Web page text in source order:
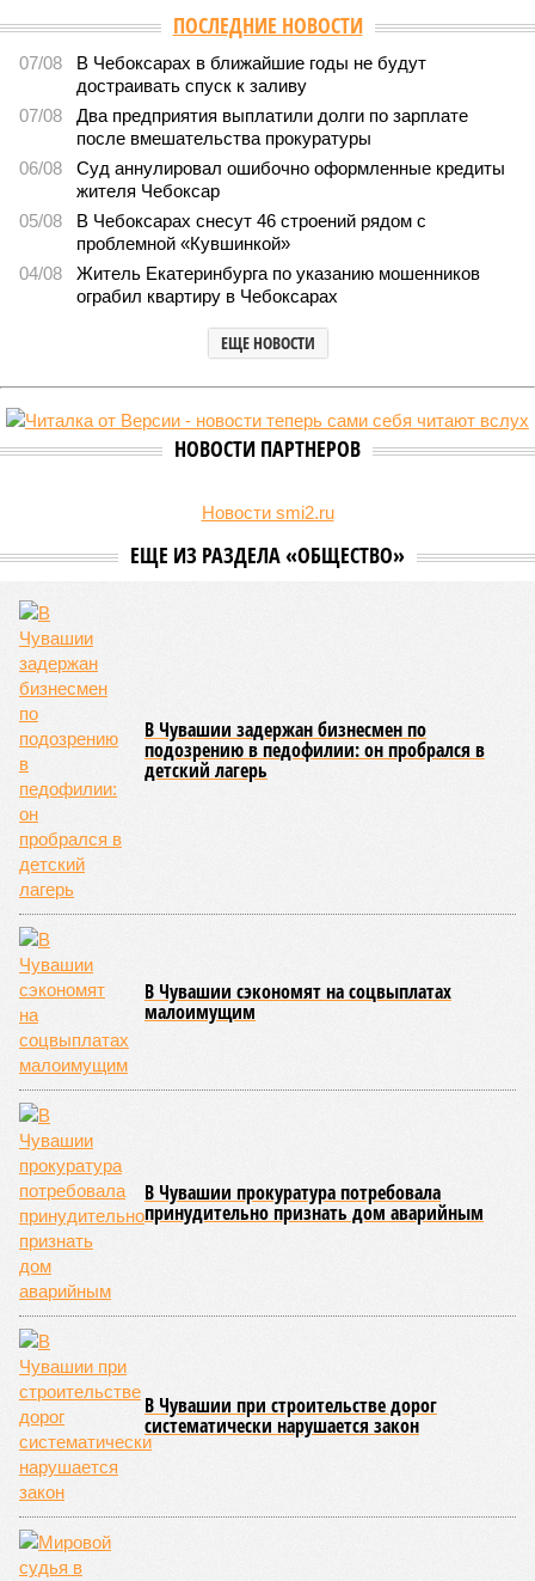
Версия //Власть //Роспотребнадзор после проверки отстранил от
работы 20 сотрудников детских лагерей
Роспотребнадзор после проверки отстранил от работы 20
сотрудников детских лагерей
Здоровый отдых
детских лагерей (фото: pixnio.com)
Руководитель Управления Роспотребнадзора по Чувашской
Республике Татьяна Гермонова принимала участие в заседании
Межведомственной комиссии, занимающейся вопросами
организации детского отдыха и оздоровления в регионе. В
летней оздоровительной кампании 2026 года и промежуточные
были обобщены
мероприятий в детских оздоровительных лагерях. В
нынешнем сезоне функционирует 299 таких учреждений,
причём 14 из них относятся к загородному типу. Сотрудники
профилактических визитов, что позволило охватить
проверочными действиями значительную долю лагерей. По
итогам проведённых мероприятий различные нарушения
были зафиксированы в 33 учреждениях. В адрес
администраций этих объектов были вынесены
предписания, обязывающие устранить выявленные
недостатки.
Среди наиболее часто встречающихся нарушений
оказались следующие: ненадлежащее содержание
территории и несоблюдение санитарно-гигиенических норм
на ней; нарушения в процессе организации питания детей и
при обеспечении питьевого режима; а также
несвоевременное или неполное проведение медицинских
осмотров сотрудников лагерей.
Особый контроль был направлен на персонал,
работающий на пищеблоках. В ходе этих проверок у 20
человек были обнаружены возбудители инфекций –
указанные сотрудники были незамедлительно отстранены
от выполнения своих обязанностей и направлены на
лечение.
Представители ведомства отметили, что оперативное
принятие указанных мер позволило избежать
возникновения массовых инфекционных заболеваний
среди детей, находившихся в оздоровительных
учреждениях.
Помимо этого, специалистами проводился лабораторный
контроль качества воды и готовой продукции: из всех
отобранных проб воды в двух случаях (что составило
1,9%) были зафиксированы отклонения по
микробиологическим показателям; также одно готовое
блюдо не соответствовало установленным нормам по